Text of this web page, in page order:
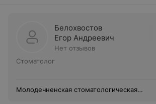
Белохвостов
Егор Андреевич
Нет отзывов
Стоматолог
Молодечненская стоматологическая